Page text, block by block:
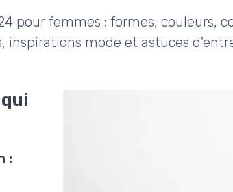
pour femmes : formes, couleurs,
inspirations mode et astuces
: